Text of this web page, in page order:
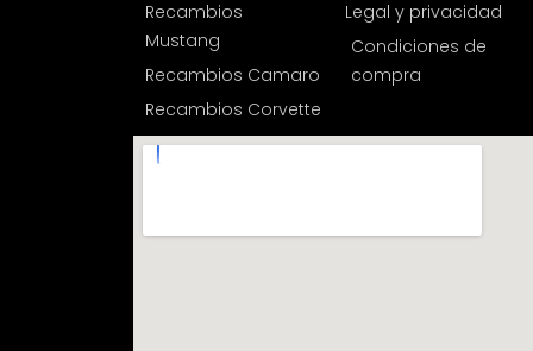
Recambios
Mustang
Recambios Camaro
Recambios Corvette
Legal y privacidad
Condiciones de
compra